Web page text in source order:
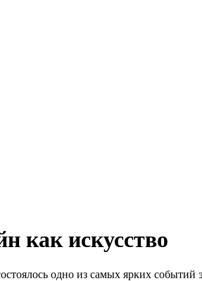
как искусство
одно из самых ярких